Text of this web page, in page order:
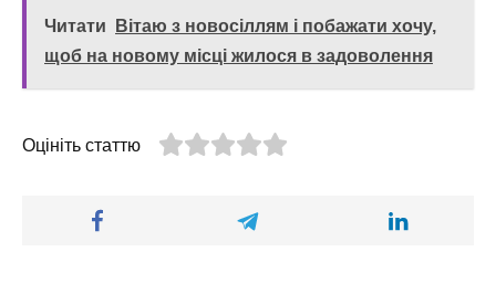
Читати
Вітаю з новосіллям і побажати хочу,
щоб на новому місці жилося в задоволення
Оцініть статтю